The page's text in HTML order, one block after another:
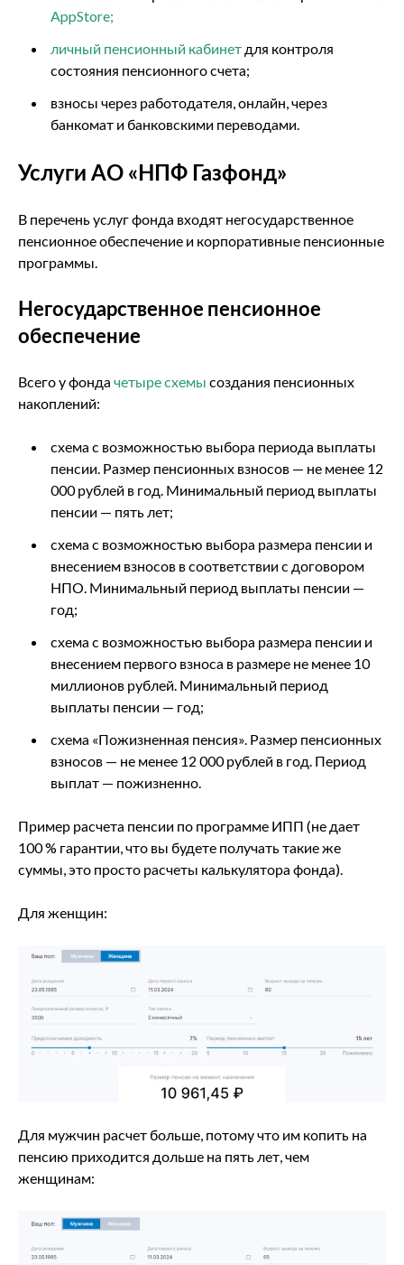
AppStore;
личный пенсионный кабинет для контроля
состояния пенсионного счета;
взносы через работодателя, онлайн, через
банкомат и банковскими переводами.
Услуги АО «НПФ Газфонд»
В перечень услуг фонда входят негосударственное
пенсионное обеспечение и корпоративные пенсионные
программы.
Негосударственное пенсионное
обеспечение
Всего у фонда четыре схемы создания пенсионных
накоплений:
схема с возможностью выбора периода выплаты
пенсии. Размер пенсионных взносов — не менее 12
000 рублей в год. Минимальный период выплаты
пенсии — пять лет;
схема с возможностью выбора размера пенсии и
внесением взносов в соответствии с договором
НПО. Минимальный период выплаты пенсии —
год;
схема с возможностью выбора размера пенсии и
внесением первого взноса в размере не менее 10
миллионов рублей. Минимальный период
выплаты пенсии — год;
схема «Пожизненная пенсия». Размер пенсионных
взносов — не менее 12 000 рублей в год. Период
выплат — пожизненно.
Пример расчета пенсии по программе ИПП (не дает
100 % гарантии, что вы будете получать такие же
суммы, это просто расчеты калькулятора фонда).
Для женщин:
Для мужчин расчет больше, потому что им копить на
пенсию приходится дольше на пять лет, чем
женщинам: